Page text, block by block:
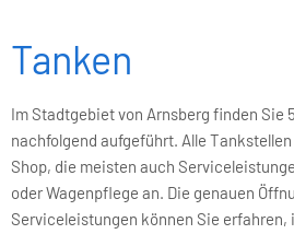
Tanken
Im Stadtgebiet von Arnsberg finden Sie
nachfolgend aufgeführt. Alle
Shop, die meisten auch
oder Wagenpflege an. Die genauen
Serviceleistungen können Sie erfahren,